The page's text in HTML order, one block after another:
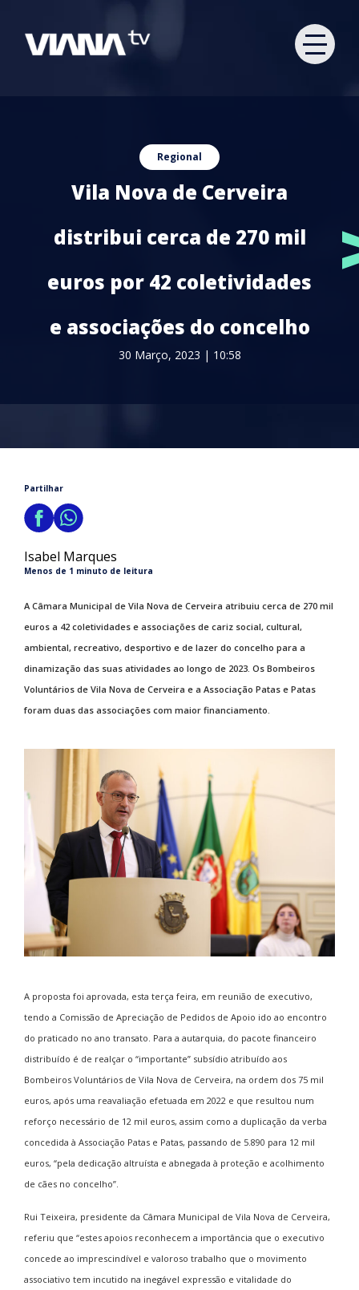
Regional
Vila Nova de Cerveira
distribui cerca de 270 mil
euros por 42 coletividades
e associações do concelho
30 Março, 2023 | 10:58
Partilhar
Isabel Marques
Menos de 1 minuto de leitura
A Câmara Municipal de Vila Nova de Cerveira atribuiu cerca de 270 mil
euros a 42 coletividades e associações de cariz social, cultural,
ambiental, recreativo, desportivo e de lazer do concelho para a
dinamização das suas atividades ao longo de 2023. Os Bombeiros
Voluntários de Vila Nova de Cerveira e a Associação Patas e Patas
foram duas das associações com maior financiamento.
A proposta foi aprovada, esta terça feira, em reunião de executivo,
tendo a Comissão de Apreciação de Pedidos de Apoio ido ao encontro
do praticado no ano transato. Para a autarquia, do pacote financeiro
distribuído é de realçar o “importante” subsídio atribuído aos
Bombeiros Voluntários de Vila Nova de Cerveira, na ordem dos 75 mil
euros, após uma reavaliação efetuada em 2022 e que resultou num
reforço necessário de 12 mil euros, assim como a duplicação da verba
concedida à Associação Patas e Patas, passando de 5.890 para 12 mil
euros, “pela dedicação altruísta e abnegada à proteção e acolhimento
de cães no concelho”.
Rui Teixeira, presidente da Câmara Municipal de Vila Nova de Cerveira,
referiu que “estes apoios reconhecem a importância que o executivo
concede ao imprescindível e valoroso trabalho que o movimento
associativo tem incutido na inegável expressão e vitalidade do